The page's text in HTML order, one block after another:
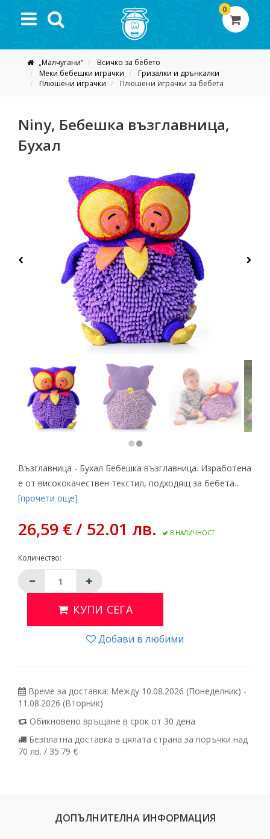
0
„Малчугани“
Всичко за бебето
Меки бебешки играчки
Гризалки и дрънкалки
Плюшени играчки
Плюшени играчки за бебета
Niny, Бебешка възглавница,
Бухал
Възглавница - Бухал Бебешка възглавница. Изработена
е от висококачествен текстил, подходящ за бебета...
[прочети още]
26,59 € / 52.01 лв. В НАЛИЧНОСТ
Количество:
КУПИ СЕГА
Добави в любими
Време за доставка: Между 10.08.2026 (Понеделник) -
11.08.2026 (Вторник)
Обикновено връщане в срок от 30 дена
Безплатна доставка в цялата страна за поръчки над
70 лв. / 35.79 €
ДОПЪЛНИТЕЛНА ИНФОРМАЦИЯ